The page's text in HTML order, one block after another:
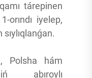
tárepinen
orındı iyelep,
Polsha hám
abıroylı